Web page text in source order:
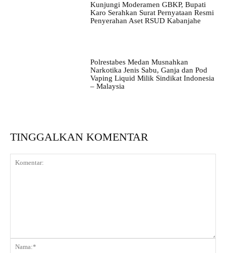
Kunjungi Moderamen GBKP, Bupati
Karo Serahkan Surat Pernyataan Resmi
Penyerahan Aset RSUD Kabanjahe
Polrestabes Medan Musnahkan
Narkotika Jenis Sabu, Ganja dan Pod
Vaping Liquid Milik Sindikat Indonesia
– Malaysia
TINGGALKAN KOMENTAR
Komentar: